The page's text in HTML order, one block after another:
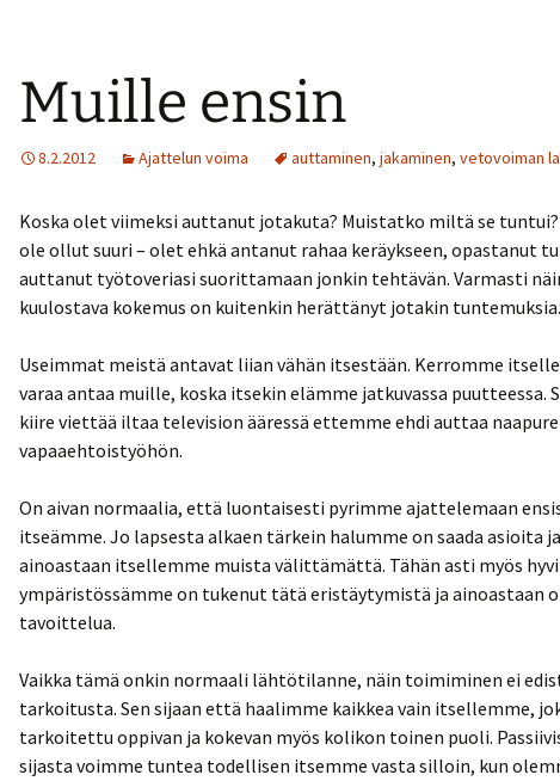
Muille ensin
8.2.2012 Ajattelun voima auttaminen, jakaminen, vetovoiman
Koska olet viimeksi auttanut jotakuta? Muistatko miltä se
ole ollut suuri – olet ehkä antanut rahaa keräykseen, opastanut
auttanut työtoveriasi suorittamaan jonkin tehtävän. Varmasti
kuulostava kokemus on kuitenkin herättänyt jotakin tuntemuksia.
Useimmat meistä antavat liian vähän itsestään. Kerromme
varaa antaa muille, koska itsekin elämme jatkuvassa puutteessa.
kiire viettää iltaa television ääressä ettemme ehdi auttaa
vapaaehtoistyöhön.
On aivan normaalia, että luontaisesti pyrimme ajattelemaan
itseämme. Jo lapsesta alkaen tärkein halumme on saada asioita
ainoastaan itsellemme muista välittämättä. Tähän asti myös
ympäristössämme on tukenut tätä eristäytymistä ja ainoastaan
tavoittelua.
Vaikka tämä onkin normaali lähtötilanne, näin toimiminen ei
tarkoitusta. Sen sijaan että haalimme kaikkea vain itsellemme,
tarkoitettu oppivan ja kokevan myös kolikon toinen puoli.
sijasta voimme tuntea todellisen itsemme vasta silloin, kun